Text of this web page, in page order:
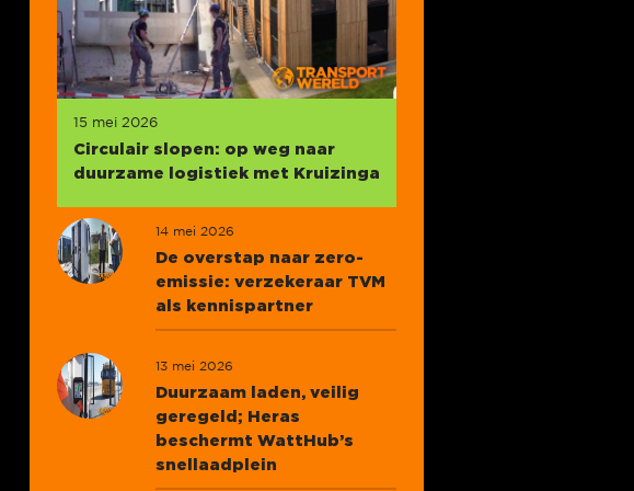
15 mei 2026
Circulair slopen: op weg naar
duurzame logistiek met Kruizinga
14 mei 2026
De overstap naar zero-
emissie: verzekeraar TVM
als kennispartner
13 mei 2026
Duurzaam laden, veilig
geregeld; Heras
beschermt WattHub’s
snellaadplein